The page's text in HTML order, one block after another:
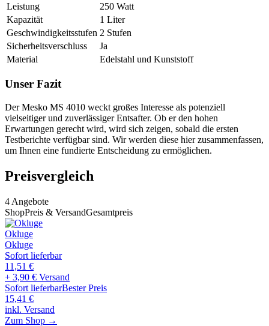
Leistung
250 Watt
Kapazität
1 Liter
Geschwindigkeitsstufen 2 Stufen
Sicherheitsverschluss
Ja
Material
Edelstahl und Kunststoff
Unser Fazit
Der Mesko MS 4010 weckt großes Interesse als potenziell
vielseitiger und zuverlässiger Entsafter. Ob er den hohen
Erwartungen gerecht wird, wird sich zeigen, sobald die ersten
Testberichte verfügbar sind. Wir werden diese hier zusammenfassen,
um Ihnen eine fundierte Entscheidung zu ermöglichen.
Preisvergleich
4 Angebote
ShopPreis & VersandGesamtpreis
Okluge
Okluge
Sofort lieferbar
11,51 €
+ 3,90 € Versand
Sofort lieferbarBester Preis
15,41 €
inkl. Versand
Zum Shop →